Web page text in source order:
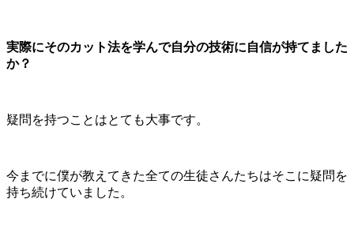
実際にそのカット法を学んで自分の技術に自信が持てました
か？
疑問を持つことはとても大事です。
今までに僕が教えてきた全ての生徒さんたちはそこに疑問を
持ち続けていました。